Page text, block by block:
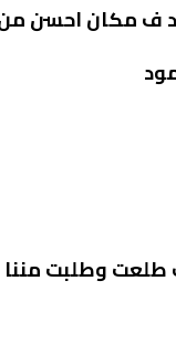
مكان احسن من
وطلبت مننا